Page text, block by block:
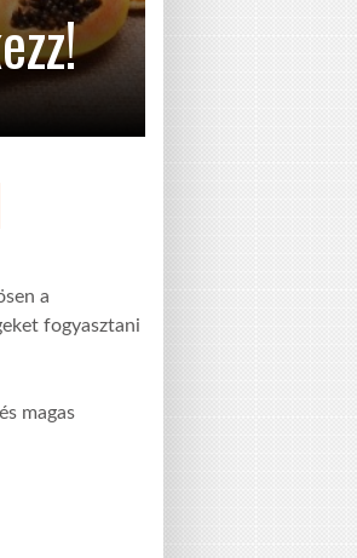
a
fogyasztani
magas